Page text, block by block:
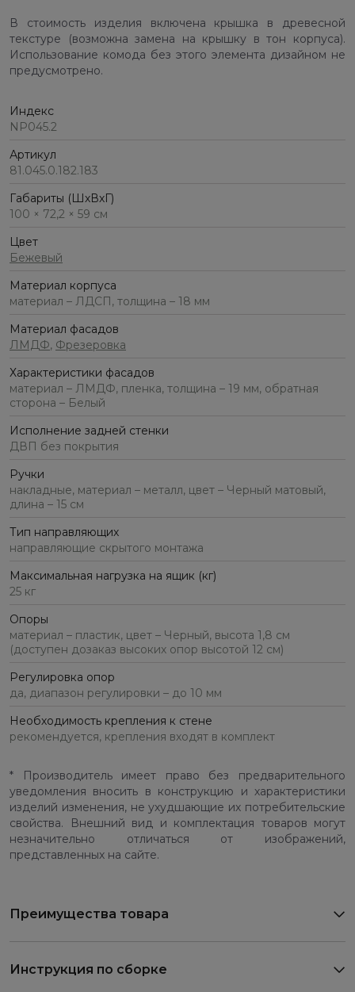
В стоимость изделия включена крышка в древесной
текстуре (возможна замена на крышку в тон корпуса).
Использование комода без этого элемента дизайном не
предусмотрено.
Индекс
NP045.2
Артикул
81.045.0.182.183
Габариты (ШхВхГ)
100 × 72,2 × 59 см
Цвет
Бежевый
Материал корпуса
материал – ЛДСП, толщина – 18 мм
Материал фасадов
ЛМДФ, Фрезеровка
Характеристики фасадов
материал – ЛМДФ, пленка, толщина – 19 мм, обратная
сторона – Белый
Исполнение задней стенки
ДВП без покрытия
Ручки
накладные, материал – металл, цвет – Черный матовый,
длина – 15 см
Тип направляющих
направляющие скрытого монтажа
Максимальная нагрузка на ящик (кг)
25 кг
Опоры
материал – пластик, цвет – Черный, высота 1,8 см
(доступен дозаказ высоких опор высотой 12 см)
Регулировка опор
да, диапазон регулировки – до 10 мм
Необходимость крепления к стене
рекомендуется, крепления входят в комплект
* Производитель имеет право без предварительного
уведомления вносить в конструкцию и характеристики
изделий изменения, не ухудшающие их потребительские
свойства. Внешний вид и комплектация товаров могут
незначительно отличаться от изображений,
представленных на сайте.
Преимущества товара
Инструкция по сборке